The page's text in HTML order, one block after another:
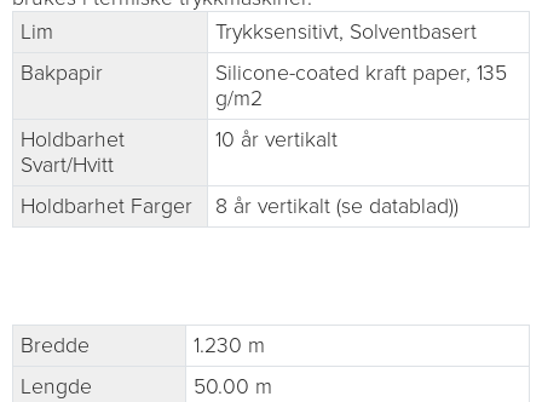
Lim
Trykksensitivt, Solventbasert
Bakpapir
Silicone-coated kraft paper, 135
g/m2
Holdbarhet
Svart/Hvitt
10 år vertikalt
Holdbarhet Farger 8 år vertikalt (se datablad))
Bredde
1.230 m
Lengde
50.00 m